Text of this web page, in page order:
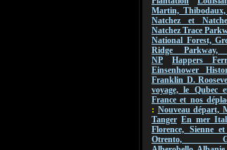
Martin, Thibodaux,
Natchez et
Natchez Trace
National Forest,
Ridge Parkway,
NP
Happers
Einsenhower
Franklin D.
voyage, le Qubec
France et nos
: Nouveau départ,
Tanger En mer
Florence, Sienne et
Otrento,